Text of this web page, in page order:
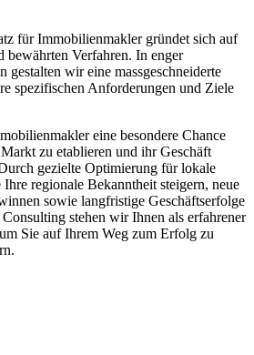
für Immobilienmakler gründet sich auf
bewährten Verfahren. In enger
gestalten wir eine massgeschneiderte
spezifischen Anforderungen und Ziele
eine besondere Chance
zu etablieren und ihr Geschäft
gezielte Optimierung für lokale
regionale Bekanntheit steigern, neue
sowie langfristige Geschäftserfolge
stehen wir Ihnen als erfahrener
Sie auf Ihrem Weg zum Erfolg zu